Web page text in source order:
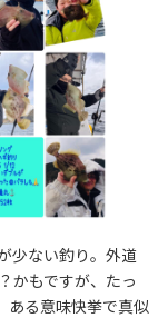
少ない釣り。外道
かもですが、たっ
ある意味快挙で真似